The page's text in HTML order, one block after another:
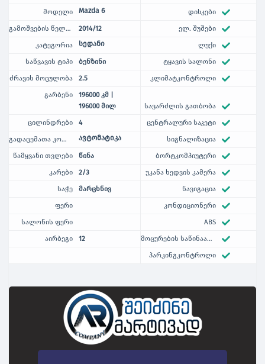
მოდელი
Mazda 6
დისკები
გამოშვების წელი / თვე
2014/12
ელ. შუშები
კატეგორია
სედანი
ლუქი
საწვავის ტიპი
ბენზინი
ტყავის სალონი
ძრავის მოცულობა
2.5
კლიმატკონტროლი
გარბენი
196000 კმ |
196000 მილ
სავარძლის გათბობა
ცილინდრები
4
ცენტრალური საკეტი
გადაცემათა კოლოფი
ავტომატიკა
სიგნალიზაცია
წამყვანი თვლები
წინა
ბორტკომპიუტერი
კარები
2/3
უკანა ხედვის კამერა
საჭე
მარცხნივ
ნავიგაცია
ფერი
კონდიციონერი
სალონის ფერი
ABS
აირბეგი
12
მოცურების საწინააღმდეგო
პარკინგკონტროლი